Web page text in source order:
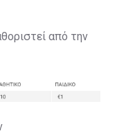
από την